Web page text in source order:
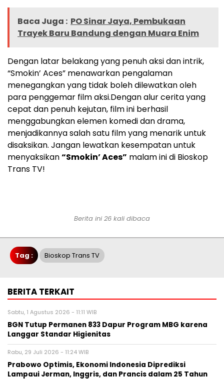
Baca Juga : PO Sinar Jaya, Pembukaan
Trayek Baru Bandung dengan Muara Enim
Dengan latar belakang yang penuh aksi dan intrik,
“Smokin’ Aces” menawarkan pengalaman
menegangkan yang tidak boleh dilewatkan oleh
para penggemar film aksi.Dengan alur cerita yang
cepat dan penuh kejutan, film ini berhasil
menggabungkan elemen komedi dan drama,
menjadikannya salah satu film yang menarik untuk
disaksikan. Jangan lewatkan kesempatan untuk
menyaksikan“Smokin’ Aces” malam ini di Bioskop
Trans TV!
Berita ini 26 kali dibaca
Tag : Bioskop Trans TV
BERITA TERKAIT
Sabtu, 1 Agustus 2026 - 11:11 WIB
BGN Tutup Permanen 833 Dapur Program MBG karena
Langgar Standar Higienitas
Rabu, 29 Juli 2026 - 11:24 WIB
Prabowo Optimis, Ekonomi Indonesia Diprediksi
Lampaui Jerman, Inggris, dan Prancis dalam 25 Tahun